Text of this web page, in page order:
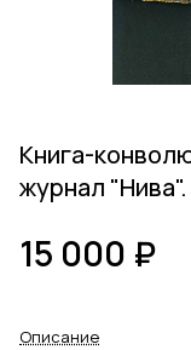
Книга-
журнал "Нива".
15 000 ₽
Описание